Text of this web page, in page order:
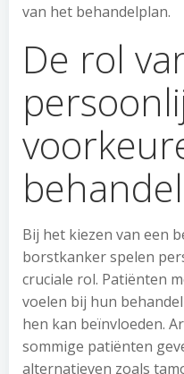
van het behandelplan.
De rol
Bij het kiezen van een
borstkanker spelen
cruciale rol. Patiënten
voelen bij hun
hen kan beïnvloeden.
sommige patiënten
alternatieven zoals